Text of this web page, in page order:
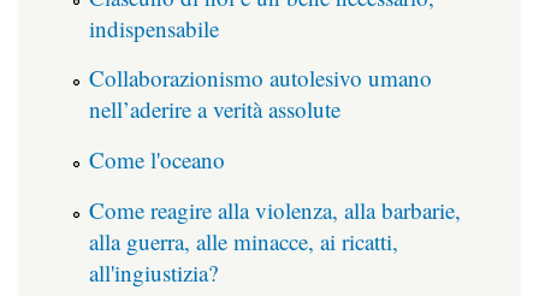
indispensabile
Collaborazionismo autolesivo umano
nell’aderire a verità assolute
Come l'oceano
Come reagire alla violenza, alla barbarie,
alla guerra, alle minacce, ai ricatti,
all'ingiustizia?